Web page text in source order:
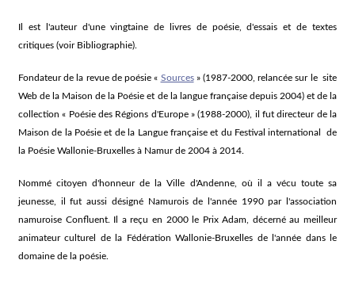
Il est l'auteur d'une vingtaine de livres de poésie, d'essais et de textes
critiques (voir Bibliographie).
Fondateur de la revue de poésie « Sources» (1987-2000, relancée sur le site
Web de la Maison de la Poésie et de la langue française depuis 2004) et de la
collection « Poésie des Régions d'Europe » (1988-2000), il fut directeur de la
Maison de la Poésie et de la Langue française et du Festival international de
la Poésie Wallonie-Bruxelles à Namur de 2004 à 2014.
Nommé citoyen d'honneur de la Ville d'Andenne, où il a vécu toute sa
jeunesse, il fut aussi désigné Namurois de l'année 1990 par l'association
namuroise Confluent. Il a reçu en 2000 le Prix Adam, décerné au meilleur
animateur culturel de la Fédération Wallonie-Bruxelles de l'année dans le
domaine de la poésie.